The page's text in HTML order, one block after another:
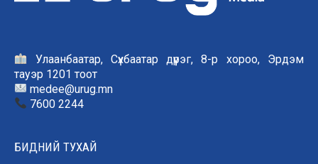
Улаанбаатар, Сүхбаатар дүүрэг, 8-р хороо, Эрдэм
тауэр 1201 тоот
medee@urug.mn
7600 2244
БИДНИЙ ТУХАЙ